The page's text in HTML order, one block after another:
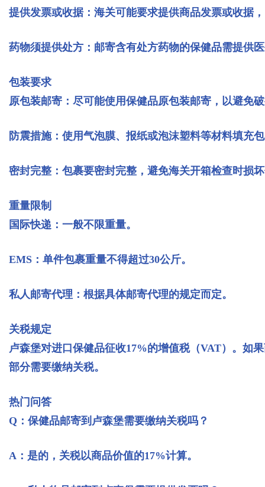
提供发票或收据：海关可能要求提供商品发票或收据
药物须提供处方：邮寄含有处方药物的保健品需提供
包装要求
原包装邮寄：尽可能使用保健品原包装邮寄，以避免
防震措施：使用气泡膜、报纸或泡沫塑料等材料填充
密封完整：包裹要密封完整，避免海关开箱检查时损
重量限制
国际快递：一般不限重量。
EMS：单件包裹重量不得超过30公斤。
私人邮寄代理：根据具体邮寄代理的规定而定。
关税规定
卢森堡对进口保健品征收17%的增值税（VAT）。如
部分需要缴纳关税。
热门问答
Q：保健品邮寄到卢森堡需要缴纳关税吗？
A：是的，关税以商品价值的17%计算。